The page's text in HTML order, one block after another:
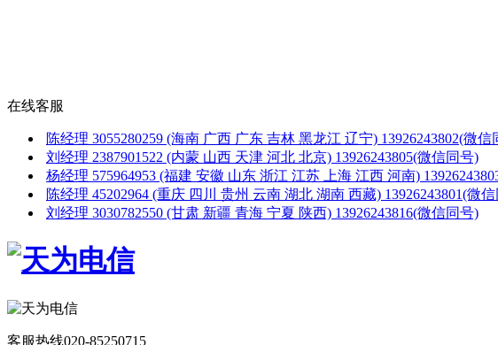
在线客服
陈经理 3055280259 (海南 广西 广东 吉林 黑龙江 辽宁) 13926243802(微信
刘经理 2387901522 (内蒙 山西 天津 河北 北京) 13926243805(微信同号)
杨经理 575964953 (福建 安徽 山东 浙江 江苏 上海 江西 河南)
陈经理 45202964 (重庆 四川 贵州 云南 湖北 湖南 西藏) 13926243801(微
刘经理 3030782550 (甘肃 新疆 青海 宁夏 陕西) 13926243816(微信同号)
客服热线020-85250715